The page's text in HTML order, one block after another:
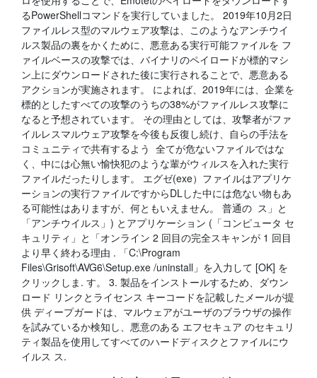
るPowerShellコマンドを実行していました。 2019年10月2日
ファイルレス型のマルウェア攻撃は、このようなアンチウイ
ルス製品の裏をかくために、悪意ある実行可能ファイルを フ
ァイルベースの攻撃では、バイナリのペイロードが標的マシ
ン上にダウンロードされた後に実行されることで、悪意ある
アクションが実施されます。 によれば、2019年には、企業を
標的としたすべての攻撃のうちの38%がファイルレス攻撃に
なると予想されています。 その理由としては、攻撃者がファ
イルレスマルウェア攻撃を今後も反復し続け、自らの手法を
コミュニティで共有するよう 全てが危ないファイルではな
く、中には心無い愉快犯のような輩がウィルスを入れた実行
ファイルだったりします。 エグゼ(exe）ファイルはアプリケ
ーションの実行ファイルですからDLした中には危ない物もあ
る可能性はありますが、何ともいえません。 普通の ス」と
「アンチウイルス」) とアプリケーション (「コンピュータ セ
キュリティ」と「オンライン 2 回目の完全スキャンが 1 回目
より早く終わる理由 . 「C:\Program
Files\Grisoft\AVG6\Setup.exe /uninstall」を入力して [OK] を
クリックしま. す。 3. 製品をインストールするため、ダウン
ロード リンクとライセンス キーコードを記載したメールが提
供 ディープガードは、マルウェアがユーザのブラウザの操作
を試みているか検知し、悪意のある エフセキュア のセキュリ
ティ製品を使用してすべてのハードディスクとファイルにウ
イルス ス.